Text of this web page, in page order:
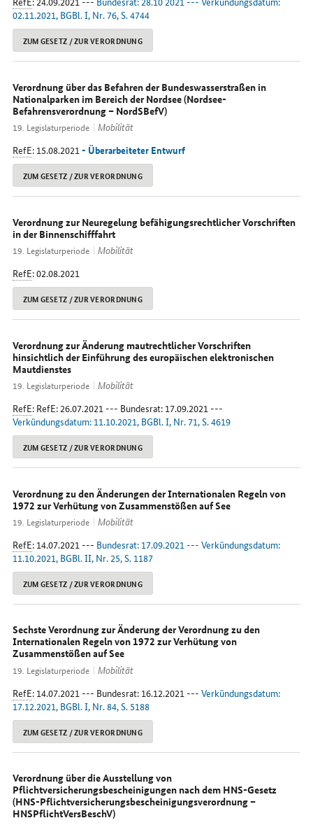
02.11.2021, BGBl. I, Nr. 76, S. 4744
ZUM GESETZ / ZUR VERORDNUNG
Verordnung über das Befahren der Bundeswasserstraßen in
Nationalparken im Bereich der Nordsee (Nordsee-
Befahrensverordnung – NordSBefV)
19. Legislaturperiode
Mobilität
RefE: 15.08.2021 - Überarbeiteter Entwurf
ZUM GESETZ / ZUR VERORDNUNG
Verordnung zur Neuregelung befähigungsrechtlicher Vorschriften
in der Binnenschifffahrt
19. Legislaturperiode
Mobilität
RefE: 02.08.2021
ZUM GESETZ / ZUR VERORDNUNG
Verordnung zur Änderung mautrechtlicher Vorschriften
hinsichtlich der Einführung des europäischen elektronischen
Mautdienstes
19. Legislaturperiode
Mobilität
RefE: RefE: 26.07.2021 --- Bundesrat: 17.09.2021 ---
Verkündungsdatum: 11.10.2021, BGBl. I, Nr. 71, S. 4619
ZUM GESETZ / ZUR VERORDNUNG
Verordnung zu den Änderungen der Internationalen Regeln von
1972 zur Verhütung von Zusammenstößen auf See
19. Legislaturperiode
Mobilität
RefE: 14.07.2021 --- Bundesrat: 17.09.2021 --- Verkündungsdatum:
11.10.2021, BGBl. II, Nr. 25, S. 1187
ZUM GESETZ / ZUR VERORDNUNG
Sechste Verordnung zur Änderung der Verordnung zu den
Internationalen Regeln von 1972 zur Verhütung von
Zusammenstößen auf See
19. Legislaturperiode
Mobilität
RefE: 14.07.2021 --- Bundesrat: 16.12.2021 --- Verkündungsdatum:
17.12.2021, BGBl. I, Nr. 84, S. 5188
ZUM GESETZ / ZUR VERORDNUNG
Verordnung über die Ausstellung von
Pflichtversicherungsbescheinigungen nach dem HNS-Gesetz
(HNS-Pflichtversicherungsbescheinigungsverordnung –
HNSPflichtVersBeschV)